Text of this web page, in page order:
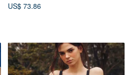
US$ 73.86